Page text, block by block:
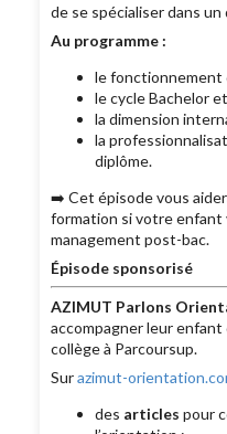
de se spécialiser dans
Au programme :
le fonctionnement
le cycle Bachelor
la dimension
la
diplôme.
➡️ Cet épisode vous
formation si votre enfant
management post-bac.
Épisode sponsorisé
AZIMUT Parlons
accompagner leur enfant
collège à Parcoursup.
Surazimut-
des articles pour